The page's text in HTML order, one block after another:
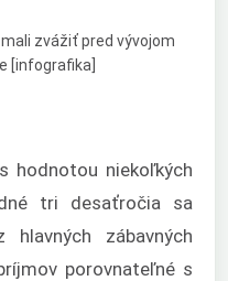
hodnotou niekoľkých
tri desaťročia sa
zábavných
porovnateľné s